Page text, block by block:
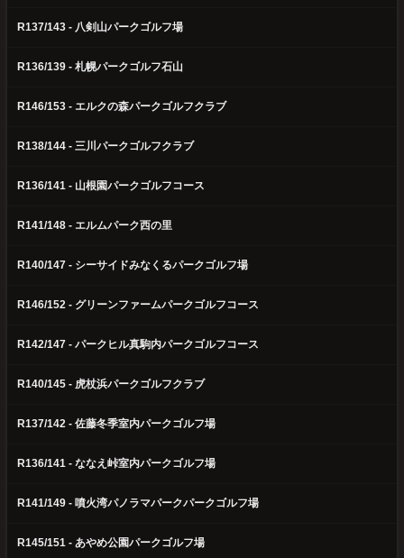
R137/143 - 八剣山パークゴルフ場
R136/139 - 札幌パークゴルフ石山
R146/153 - エルクの森パークゴルフクラブ
R138/144 - 三川パークゴルフクラブ
R136/141 - 山根園パークゴルフコース
R141/148 - エルムパーク西の里
R140/147 - シーサイドみなくるパークゴルフ場
R146/152 - グリーンファームパークゴルフコース
R142/147 - パークヒル真駒内パークゴルフコース
R140/145 - 虎杖浜パークゴルフクラブ
R137/142 - 佐藤冬季室内パークゴルフ場
R136/141 - ななえ峠室内パークゴルフ場
R141/149 - 噴火湾パノラマパークパークゴルフ場
R145/151 - あやめ公園パークゴルフ場